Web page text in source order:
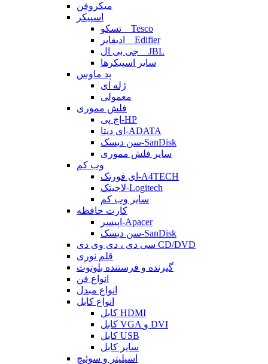
میکروفن
اسپیکر
تسکو _ Tesco
ادیفایر _ Edifier
جی بی ال _ JBL
سایر اسپیکرها
پد ماوس
ژله ای
معمولی
فلش مموری
اچ پی-HP
ای دیتا-ADATA
سن دیسک-SanDisk
سایر فلش مموری
وب کم
ای فورتک-A4TECH
لاجیتک-Logitech
سایر وب کم
کارت حافظه
اپیسر-Apacer
سن دیسک-SanDisk
سی دی ، دی وی دی CD/DVD
قلم نوری
گیرنده و فرستنده بلوتوث
انواع فن
انواع مبدل
انواع کابل
کابل HDMI
کابل VGA و DVI
کابل USB
سایر کابل
اسپلیتر و سوئیچ